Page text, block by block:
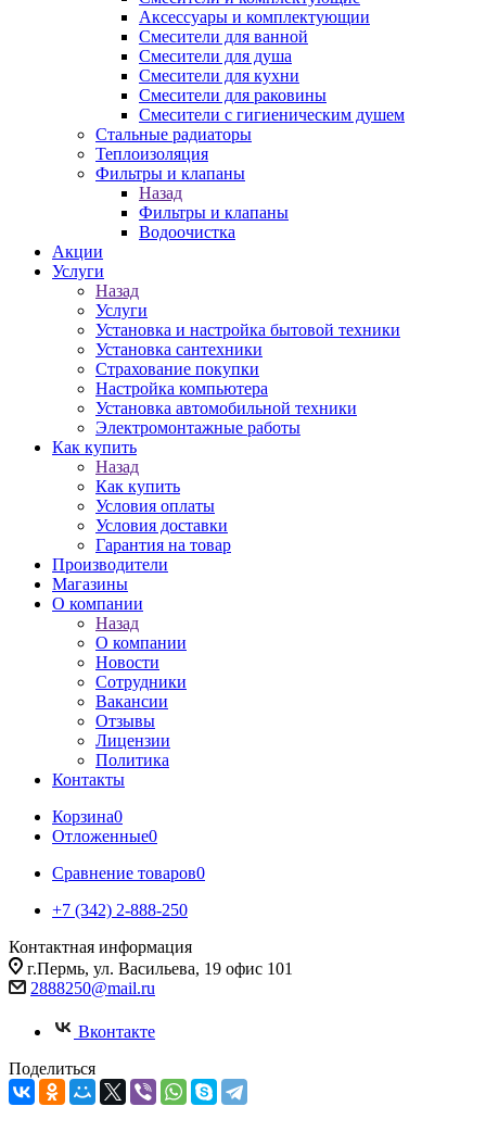
Аксессуары и комплектующии
Смесители для ванной
Смесители для душа
Смесители для кухни
Смесители для раковины
Смесители с гигиеническим душем
Стальные радиаторы
Теплоизоляция
Фильтры и клапаны
Назад
Фильтры и клапаны
Водоочистка
Акции
Услуги
Назад
Услуги
Установка и настройка бытовой техники
Установка сантехники
Страхование покупки
Настройка компьютера
Установка автомобильной техники
Электромонтажные работы
Как купить
Назад
Как купить
Условия оплаты
Условия доставки
Гарантия на товар
Производители
Магазины
О компании
Назад
О компании
Новости
Сотрудники
Вакансии
Отзывы
Лицензии
Политика
Контакты
Корзина0
Отложенные0
Сравнение товаров0
+7 (342) 2-888-250
Контактная информация
г.Пермь, ул. Васильева, 19 офис 101
2888250@mail.ru
Вконтакте
Поделиться